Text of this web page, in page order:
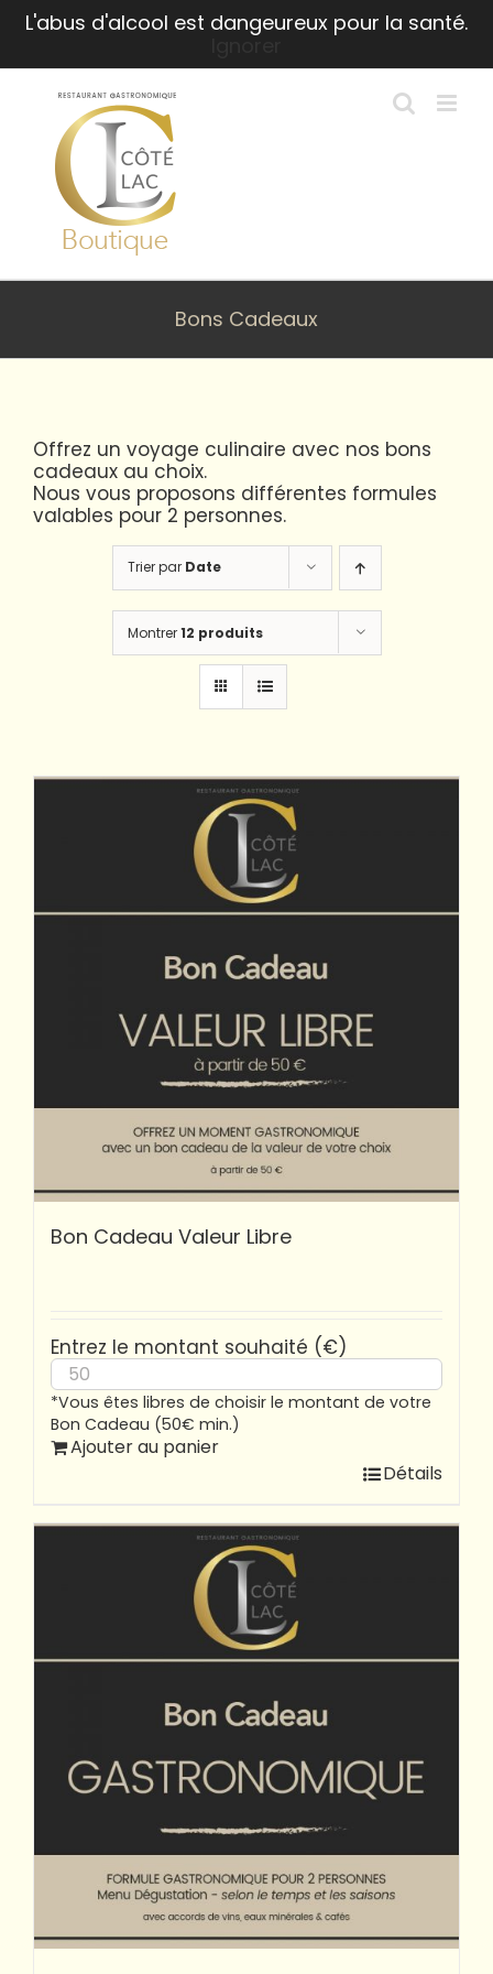
L'abus d'alcool est dangeureux pour la santé.
Passer
Bons Cadeaux
Offrez un voyage culinaire avec nos bons
cadeaux au choix.
Nous vous proposons différentes formules
valables pour 2 personnes.
Trier par Date
Montrer12 produits
Bon Cadeau Valeur Libre
Entrez le montant souhaité (€)
*Vous êtes libres de choisir le montant de votre
Bon Cadeau (50€ min.)
Ajouter au panier
Détails